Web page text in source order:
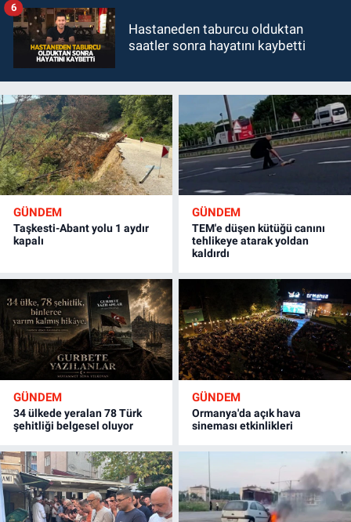
Hastaneden taburcu olduktan
saatler sonra hayatını kaybetti
6
GÜNDEM
Taşkesti-Abant yolu 1 aydır
kapalı
GÜNDEM
TEM'e düşen kütüğü canını
tehlikeye atarak yoldan
kaldırdı
GÜNDEM
34 ülkede yeralan 78 Türk
şehitliği belgesel oluyor
GÜNDEM
Ormanya'da açık hava
sineması etkinlikleri